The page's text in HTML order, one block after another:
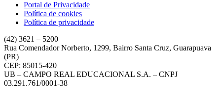
Portal de Privacidade
Política de cookies
Política de privacidade
(42) 3621 – 5200
Rua Comendador Norberto, 1299, Bairro Santa Cruz, Guarapuava
(PR)
CEP: 85015-420
UB – CAMPO REAL EDUCACIONAL S.A. – CNPJ
03.291.761/0001-38